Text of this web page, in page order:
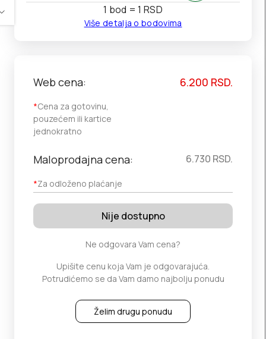
1 bod = 1 RSD
Više detalja o bodovima
Web cena:
*Cena za gotovinu,
pouzećem ili kartice
jednokratno
6.200 RSD.
Maloprodajna cena:
*Za odloženo plaćanje
6.730 RSD.
Nije dostupno
Ne odgovara Vam cena?
Upišite cenu koja Vam je odgovarajuća.
Potrudićemo se da Vam damo najbolju ponudu
Želim drugu ponudu